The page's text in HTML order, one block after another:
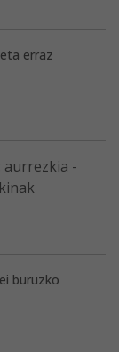
erraz
-
buruzko